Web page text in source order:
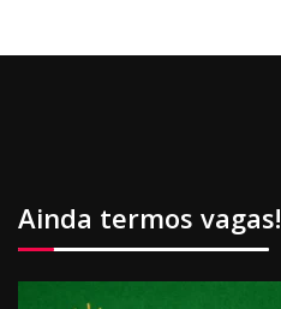
Ainda termos vagas!